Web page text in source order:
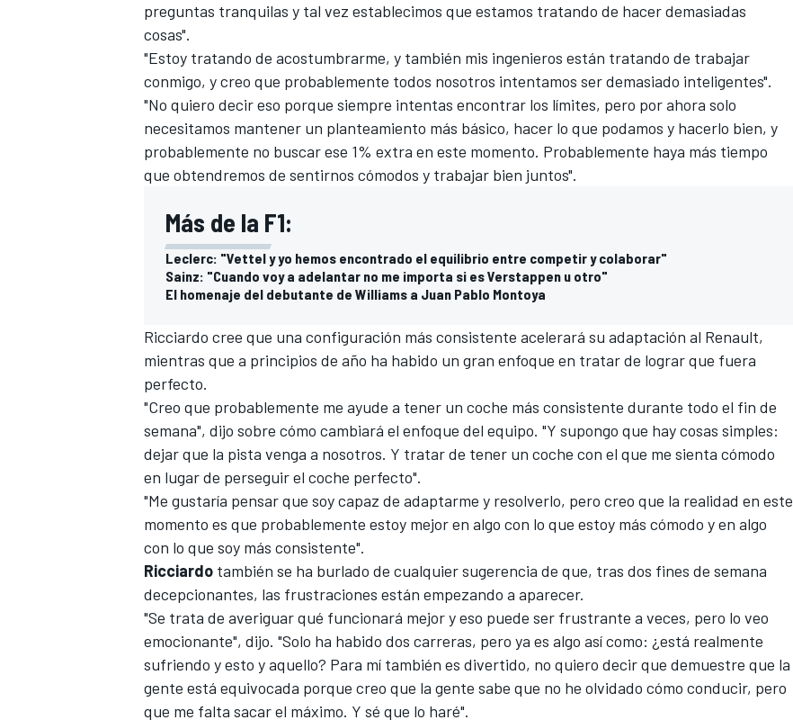
MÁS CATEGORÍAS
preguntas tranquilas y tal vez establecimos que estamos tratando de hacer demasiadas
cosas".
"Estoy tratando de acostumbrarme, y también mis ingenieros están tratando de trabajar
conmigo, y creo que probablemente todos nosotros intentamos ser demasiado inteligentes".
"No quiero decir eso porque siempre intentas encontrar los límites, pero por ahora solo
necesitamos mantener un planteamiento más básico, hacer lo que podamos y hacerlo bien, y
probablemente no buscar ese 1% extra en este momento. Probablemente haya más tiempo
que obtendremos de sentirnos cómodos y trabajar bien juntos".
Más de la F1:
Leclerc: "Vettel y yo hemos encontrado el equilibrio entre competir y colaborar"
Sainz: "Cuando voy a adelantar no me importa si es Verstappen u otro"
El homenaje del debutante de Williams a Juan Pablo Montoya
Ricciardo cree que una configuración más consistente acelerará su adaptación al Renault,
mientras que a principios de año ha habido un gran enfoque en tratar de lograr que fuera
perfecto.
"Creo que probablemente me ayude a tener un coche más consistente durante todo el fin de
semana", dijo sobre cómo cambiará el enfoque del equipo. "Y supongo que hay cosas simples:
dejar que la pista venga a nosotros. Y tratar de tener un coche con el que me sienta cómodo
en lugar de perseguir el coche perfecto".
"Me gustaría pensar que soy capaz de adaptarme y resolverlo, pero creo que la realidad en este
momento es que probablemente estoy mejor en algo con lo que estoy más cómodo y en algo
con lo que soy más consistente".
Ricciardo también se ha burlado de cualquier sugerencia de que, tras dos fines de semana
decepcionantes, las frustraciones están empezando a aparecer.
"Se trata de averiguar qué funcionará mejor y eso puede ser frustrante a veces, pero lo veo
emocionante", dijo. "Solo ha habido dos carreras, pero ya es algo así como: ¿está realmente
sufriendo y esto y aquello? Para mí también es divertido, no quiero decir que demuestre que la
gente está equivocada porque creo que la gente sabe que no he olvidado cómo conducir, pero
que me falta sacar el máximo. Y sé que lo haré".